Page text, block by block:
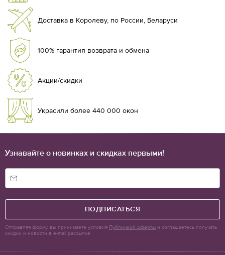
Доставка в Королеву, по России, Беларуси
100% гарантия возврата и обмена
Акции/скидки
Украсили более 440 000 окон
Узнавайте о новинках и скидках первыми!
ПОДПИСАТЬСЯ
Отправляя форму, вы принимаете условия Публичной оферты и соглашаетесь получать
скидки и новости в e-mail рассылке